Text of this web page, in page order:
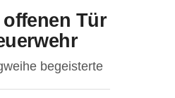
Tür
begeisterte